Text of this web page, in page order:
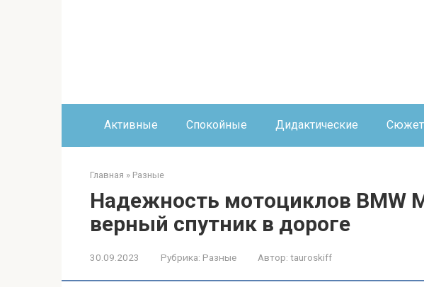
Активные Спокойные Дидактические
Главная » Разные
Надежность мотоциклов BMW
верный спутник в дороге
30.09.2023 Рубрика: Разные Автор: tauroskiff